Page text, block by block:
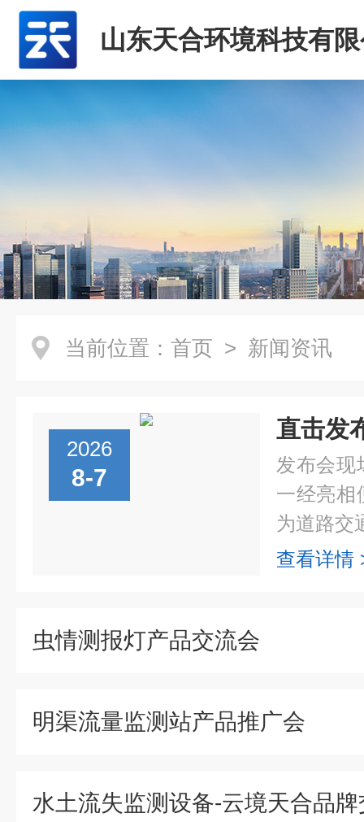
山东天合环境科技有
当前位置： 首页 > 新闻资讯
2026
8-7
发布会现
一经亮相
为道路交
查看详情
虫情测报灯产品交流会
明渠流量监测站产品推广会
水土流失监测设备-云境天合品